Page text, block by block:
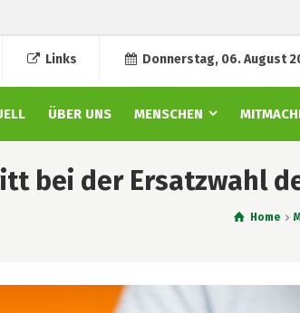
Links Donnerstag, 06. August
ÜBER UNS MENSCHEN
bei der Ersatzwahl
Home